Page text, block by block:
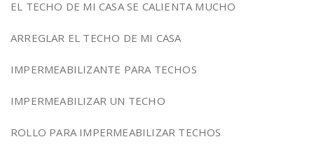
EL TECHO DE MI CASA SE CALIENTA MUCHO
ARREGLAR EL TECHO DE MI CASA
IMPERMEABILIZANTE PARA TECHOS
IMPERMEABILIZAR UN TECHO
ROLLO PARA IMPERMEABILIZAR TECHOS